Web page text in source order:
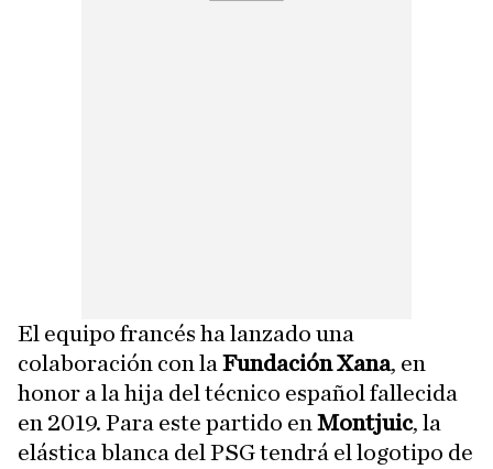
El equipo francés ha lanzado una
colaboración con la Fundación Xana, en
honor a la hija del técnico español fallecida
en 2019. Para este partido en Montjuic, la
elástica blanca del PSG tendrá el logotipo de